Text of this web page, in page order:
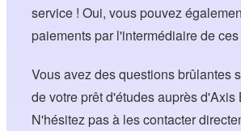
service ! Oui, vous pouvez
paiements par l'intermédiaire de
Vous avez des questions brûlantes
de votre prêt d'études auprès d'Axis
N'hésitez pas à les contacter